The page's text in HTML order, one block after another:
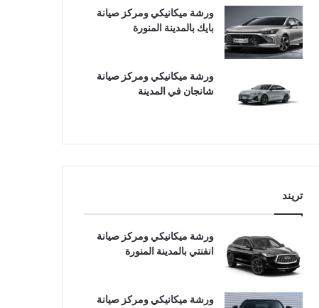
ورشة ميكانيكي ومركز صيانة
بايك بالمدينة المنورة
ورشة ميكانيكي ومركز صيانة
شانجان في المدينة
تريند
ورشة ميكانيكي ومركز صيانة
انفنتي بالمدينة المنورة
ورشة ميكانيكي ومركز صيانة